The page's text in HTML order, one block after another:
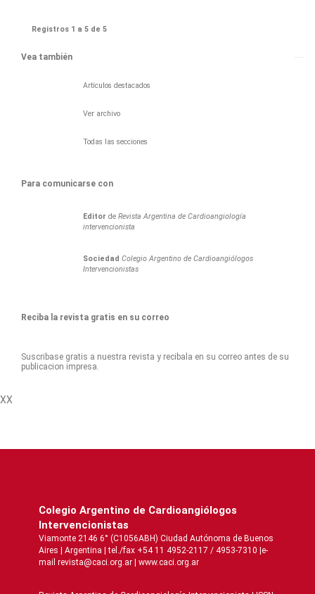
Registros 1 a 5 de 5
Vea también
Artículos destacados
Ver archivo
Todas las secciones
Para comunicarse con
Editor deRevista Argentina de Cardioangiología
intervencionista
Sociedad Colegio Argentino de Cardioangiólogos
Intervencionistas
Reciba la revista gratis en su correo
Suscribase gratis a nuestra revista y recibala en su correo antes de su
publicacion impresa.
XX
Colegio Argentino de Cardioangiólogos
Intervencionistas
Viamonte 2146 6° (C1056ABH) Ciudad Autónoma de Buenos
Aires | Argentina | tel./fax +54 11 4952-2117 / 4953-7310 |e-
mail revista@caci.org.ar | www.caci.org.ar